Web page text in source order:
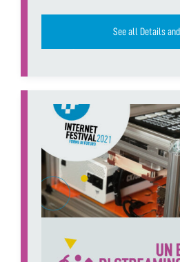
See all Details